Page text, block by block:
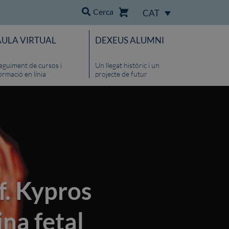
Cerca CAT
VIRTUAL
de cursos i
en línia
DEXEUS ALUMNI
Un llegat històric i un
projecte de futur
Kypros
fetal